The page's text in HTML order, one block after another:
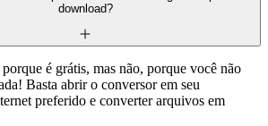
download?
é grátis, mas não, porque você não
Basta abrir o conversor em seu
preferido e converter arquivos em